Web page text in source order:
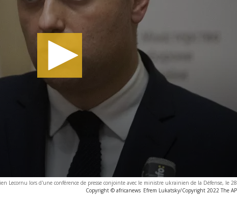
Lecornu lors d'une conférence de presse conjointe avec le ministre ukrainien de la Défense, le
Copyright © africanews Efrem Lukatsky/Copyright 2022 The